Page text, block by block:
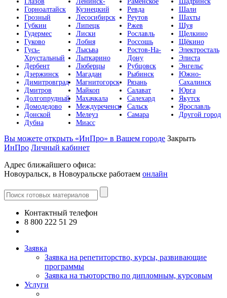
Горноалтайск
Грозный
Губкин
Гудермес
Гуково
Гусь-
Хрустальный
Дербент
Дзержинск
Димитровград
Дмитров
Долгопрудный
Домодедово
Донской
Дубна
Кузнецкий
Лесосибирск
Липецк
Лиски
Лобня
Лысьва
Лыткарино
Люберцы
Магадан
Магнитогорск
Майкоп
Махачкала
Междуреченск
Мелеуз
Миасс
Ревда
Реутов
Ржев
Рославль
Россошь
Ростов-На-
Дону
Рубцовск
Рыбинск
Рязань
Салават
Салехард
Сальск
Самара
Шали
Шахты
Шуя
Щелкино
Щёкино
Электросталь
Элиста
Энгельс
Южно-
Сахалинск
Юрга
Якутск
Ярославль
Другой город
Вы можете открыть «ИнПро» в Вашем городе Закрыть
ИнПро Личный кабинет
Адрес ближайшего офиса:
Новоуральск, в Новоуральске работаем онлайн
Контактный телефон
8 800 222 51 29
Заявка
Заявка на репетиторство, курсы, развивающие
программы
Заявка на тьюторство по дипломным, курсовым
Услуги